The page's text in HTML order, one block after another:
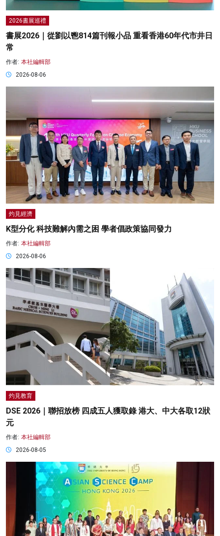
2026書展巡禮
書展2026｜從劉以鬯814篇刊報小品 重看香港60年代市井日
常
作者: 本社編輯部
2026-08-06
灼見經濟
K型分化 科技難解內需之困 學者倡政策協同發力
作者: 本社編輯部
2026-08-06
灼見教育
DSE 2026｜聯招放榜 四成五人獲取錄 港大、中大各取12狀
元
作者: 本社編輯部
2026-08-05